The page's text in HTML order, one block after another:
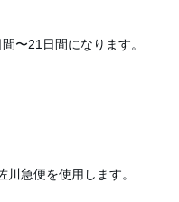
〜21日間になります。
急便を使用します。